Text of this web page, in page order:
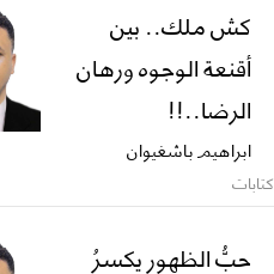
كش ملك.. بين
أقنعة الوجوه ورهان
الرضا..!!
ابراهيم باشغيوان
كتابات
حبُّ الظهور يكسرُ